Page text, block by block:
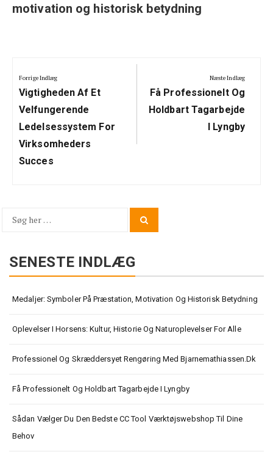
motivation og historisk betydning
Forrige Indlæg
Previous
Post:
Vigtigheden Af Et
Velfungerende
Ledelsessystem For
Virksomheders
Succes
Næste Indlæg
Next
Post:
Få Professionelt Og
Holdbart Tagarbejde
I Lyngby
Search
SENESTE INDLÆG
Medaljer: Symboler På Præstation, Motivation Og Historisk Betydning
Oplevelser I Horsens: Kultur, Historie Og Naturoplevelser For Alle
Professionel Og Skræddersyet Rengøring Med Bjarnemathiassen.dk
Få Professionelt Og Holdbart Tagarbejde I Lyngby
Sådan Vælger Du Den Bedste CC Tool Værktøjswebshop Til Dine
Behov